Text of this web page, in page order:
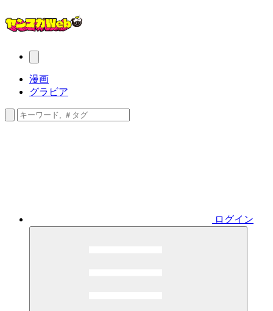
漫画
グラビア
ログイン